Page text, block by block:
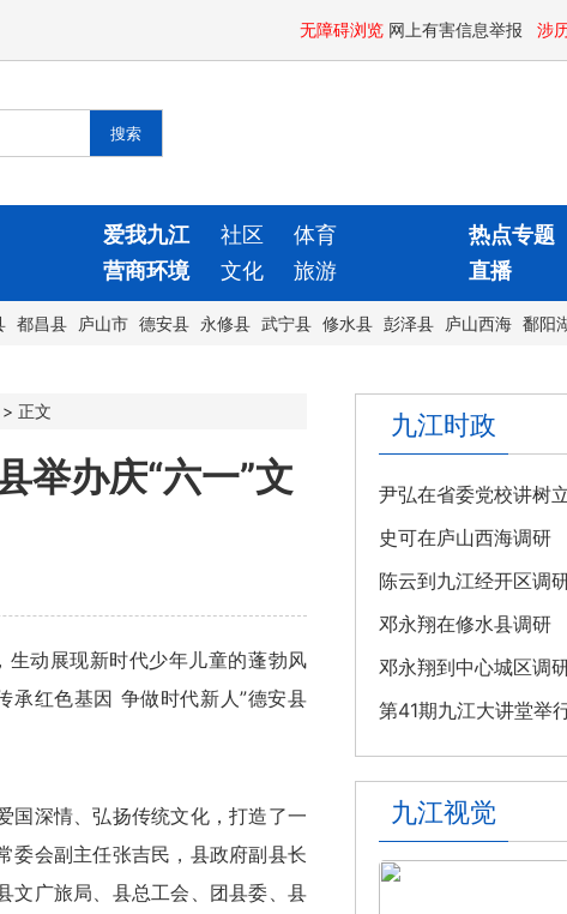
无障碍浏览 网上有害信息举报 涉
爱我九江 社区 体育 热点专题
营商环境 文化 旅游 直播
都昌县 庐山市 德安县 永修县 武宁县 修水县 彭泽县 庐山西海 鄱阳
> 正文
办庆“六一”文
生动展现新时代少年儿童的蓬勃风
承红色基因 争做时代新人”德安县
国深情、弘扬传统文化，打造了一
委会副主任张吉民，县政府副县长
文广旅局、县总工会、团县委、县
九江时政
尹弘在省委党校讲树
教育专题党课
史可在庐山西海调研
陈云到九江经开区调
邓永翔在修水县调研
邓永翔到中心城区调
作
第41期九江大讲堂举
勇出席
九江视觉